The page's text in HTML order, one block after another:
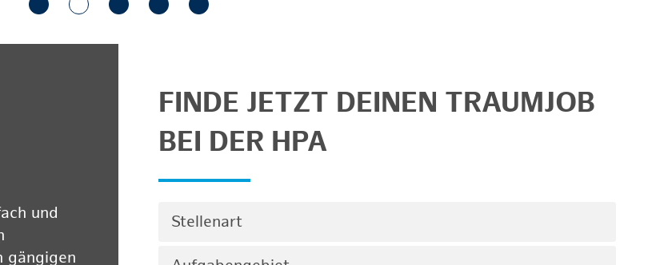
und
gängigen
FINDE JETZT DEINEN TRAUMJOB
BEI DER HPA
Stellenart